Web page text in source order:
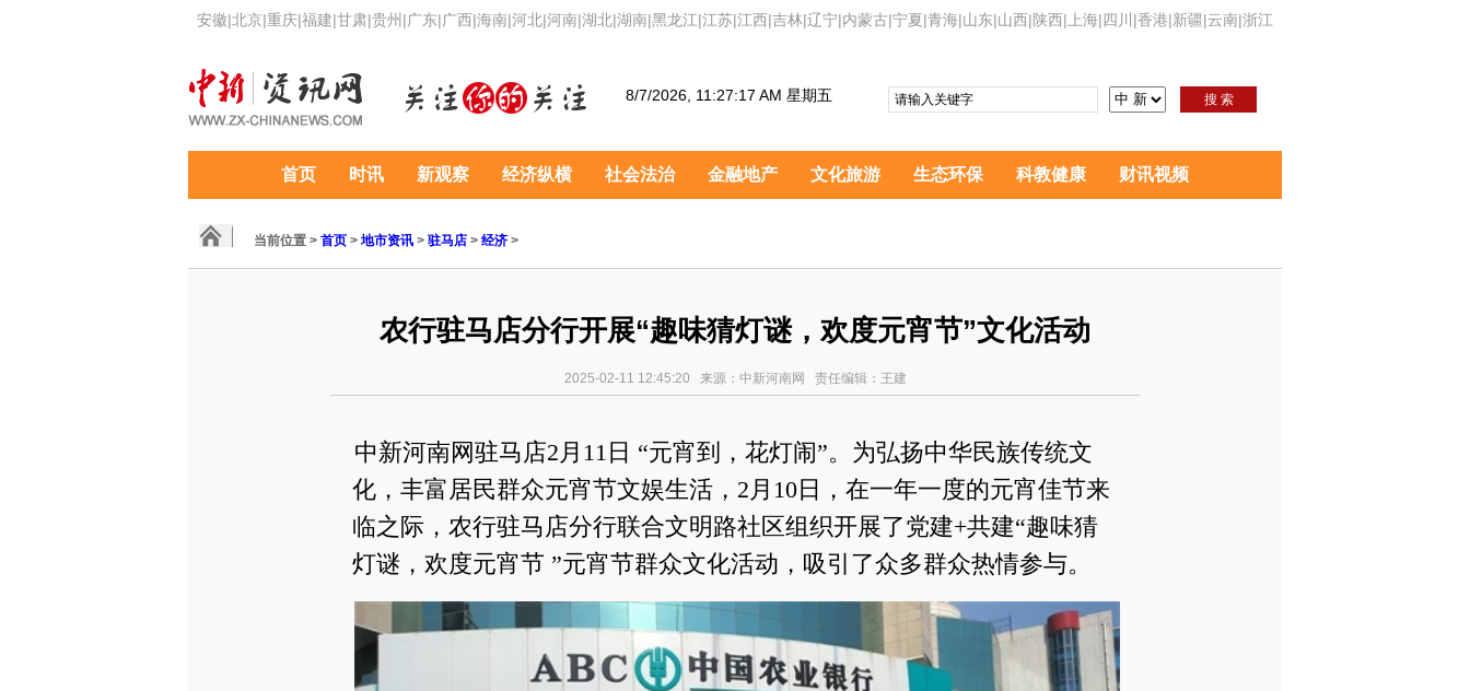
安徽|北京|重庆|福建|甘肃|贵州 |广东|广西|海南|河北|河南|湖北|湖南|黑龙江|江苏|江西|吉林|辽宁|内蒙古|宁夏|青海|山东|山西|陕西| 上海|四川 |香港|新疆|云南|浙江
8/7/2026, 11:27:18 AM 星期五 搜 索
首页 时讯 新观察 经济纵横 社会法治 金融地产 文化旅游 生态环保 科教健康 财讯视频
当前位置 > 首页 > 地市资讯 > 驻马店 > 经济>
农行驻马店分行开展“趣味猜灯谜，欢度元宵节”文化活动
2025-02-11 12:45:20 来源：中新河南网 责任编辑：王建
中新河南网驻马店2月11日 “元宵到，花灯闹”。为弘扬中华民族传统文
化，丰富居民群众元宵节文娱生活，2月10日，在一年一度的元宵佳节来
临之际，农行驻马店分行联合文明路社区组织开展了党建+共建“趣味猜
灯谜，欢度元宵节 ”元宵节群众文化活动，吸引了众多群众热情参与。